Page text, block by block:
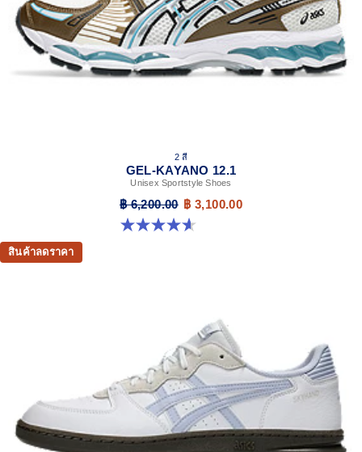
2 สี
GEL-KAYANO 12.1
Unisex Sportstyle Shoes
฿ 6,200.00 ฿ 3,100.00
4.6 จาก 5 ดาว 13 รีวิว
สินค้าลดราคา